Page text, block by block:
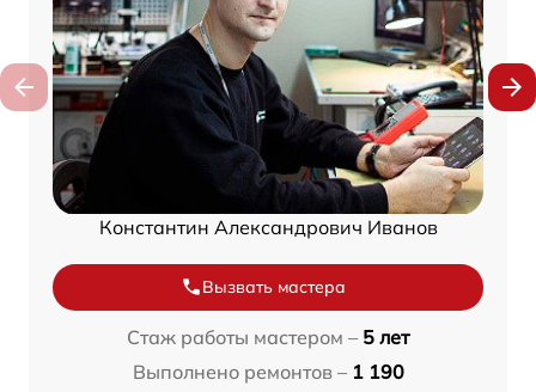
Константин Александрович Иванов
Вызвать мастера
Стаж работы мастером – 5 лет
Выполнено ремонтов – 1 190